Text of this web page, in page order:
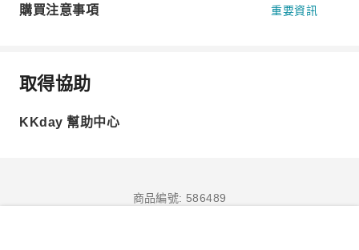
購買注意事項 重要資訊
取得協助
KKday 幫助中心
商品編號: 586489